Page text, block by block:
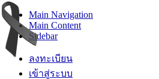
Main Navigation
Main Content
Sidebar
ลงทะเบียน
เข้าสู่ระบบ